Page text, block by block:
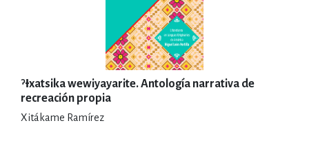
ˀƗxatsika wewiyayarite. Antología narrativa de
recreación propia
Xitákame Ramírez